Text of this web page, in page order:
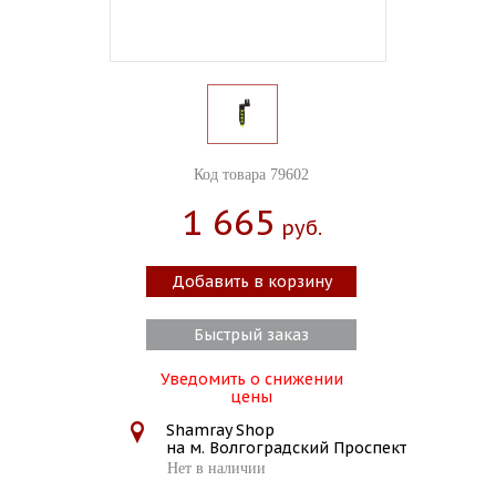
Код товара 79602
1 665 Руб.
Добавить в корзину
Быстрый заказ
Уведомить о снижении
цены
Shamray Shop
на м. Волгоградский Проспект
Нет в наличии